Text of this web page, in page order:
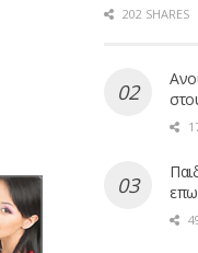
202 SHARES